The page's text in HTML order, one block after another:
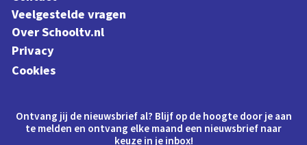
Veelgestelde vragen
Over Schooltv.nl
Privacy
Cookies
Ontvang jij de nieuwsbrief al? Blijf op de hoogte door je aan
te melden en ontvang elke maand een nieuwsbrief naar
keuze in je inbox!